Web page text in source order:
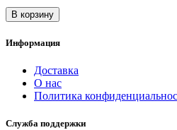
В корзину
Информация
Доставка
О нас
Политика
Служба поддержки